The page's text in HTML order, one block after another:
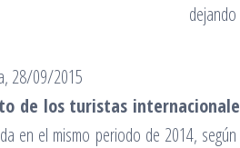
28/09/2015
de los turistas
en el mismo periodo de 2014,